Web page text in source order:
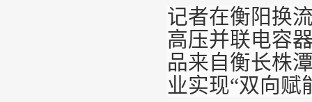
记者在衡阳换
高压并联电容
品来自衡长株
业实现“双向赋